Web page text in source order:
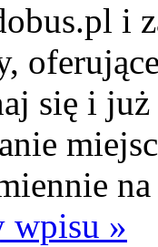
i
się i
wpisu »